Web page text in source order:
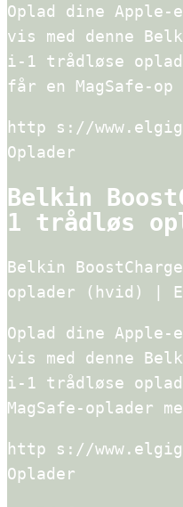
Oplad dine Apple-
vis med denne
i-1 trådløse
får en MagSafe-op
http s://
Oplader
Belkin
1 trådløs
Belkin
oplader (hvid) |
Oplad dine Apple-
vis med denne
i-1 trådløse
MagSafe-oplader
http s://
Oplader